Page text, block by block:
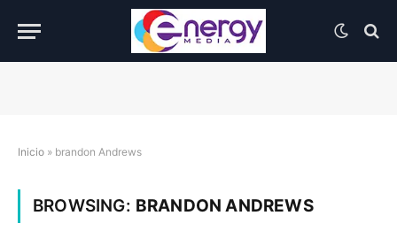
Inicio » brandon Andrews
BROWSING: BRANDON ANDREWS